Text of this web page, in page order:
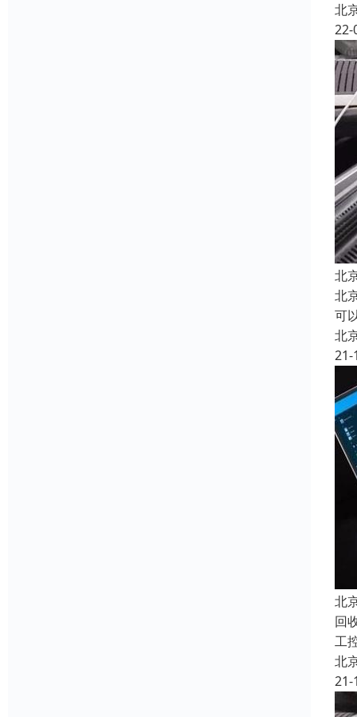
北
22-
北
北
可
北
21-
北
回
工
北
21-